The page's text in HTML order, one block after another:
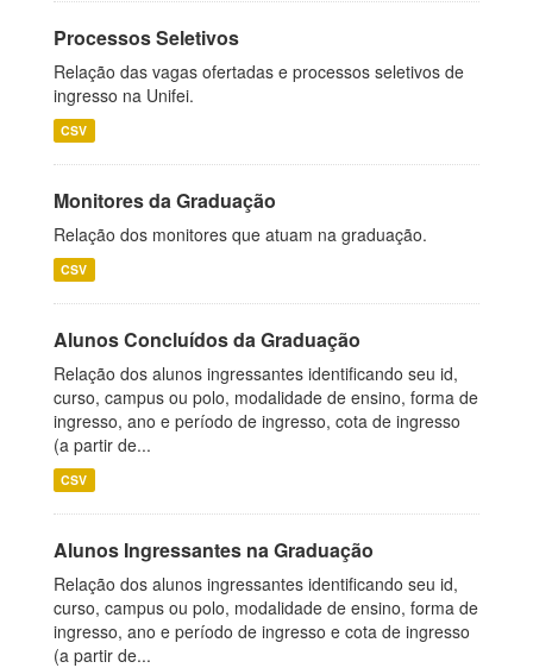
Processos Seletivos
Relação das vagas ofertadas e processos seletivos de
ingresso na Unifei.
CSV
Monitores da Graduação
Relação dos monitores que atuam na graduação.
CSV
Alunos Concluídos da Graduação
Relação dos alunos ingressantes identificando seu id,
curso, campus ou polo, modalidade de ensino, forma de
ingresso, ano e período de ingresso, cota de ingresso
(a partir de...
CSV
Alunos Ingressantes na Graduação
Relação dos alunos ingressantes identificando seu id,
curso, campus ou polo, modalidade de ensino, forma de
ingresso, ano e período de ingresso e cota de ingresso
(a partir de...